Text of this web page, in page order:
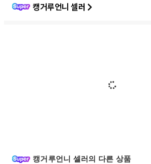
캥거루언니 셀러
캥거루언니 셀러의 다른 상품